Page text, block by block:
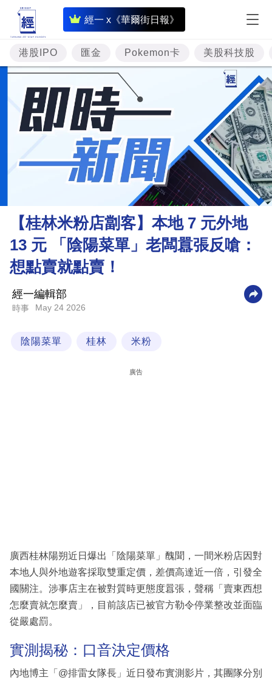
經一 x《華爾街日報》
即
時
財
經
專
題
投
資
樓
市
財
商
業
技
港股IPO 匯金 Pokemon卡 美股科技股
【桂林米粉店劏客】本地 7 元外地
13 元 「陰陽菜單」老闆囂張反嗆：
想點賣就點賣！
經一編輯部
時事 May 24 2026
陰陽菜單 桂林 米粉
廣告
廣西桂林陽朔近日爆出「陰陽菜單」醜聞，一間米粉店因對
本地人與外地遊客採取雙重定價，差價高達近一倍，引發全
國關注。涉事店主在被對質時更態度囂張，聲稱「賣東西想
怎麼賣就怎麼賣」，目前該店已被官方勒令停業整改並面臨
從嚴處罰。
實測揭秘：口音決定價格
內地博主「@排雷女隊長」近日發布實測影片，其團隊分別